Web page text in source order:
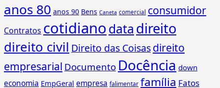
anos 80 anos 90 Bens Caneta comercial consumidor
Contratos cotidianodata direito
direito civil Direito das Coisasdireito
empresarial Documento Docência down
economia EmpGeral empresa falimentar família Fatos